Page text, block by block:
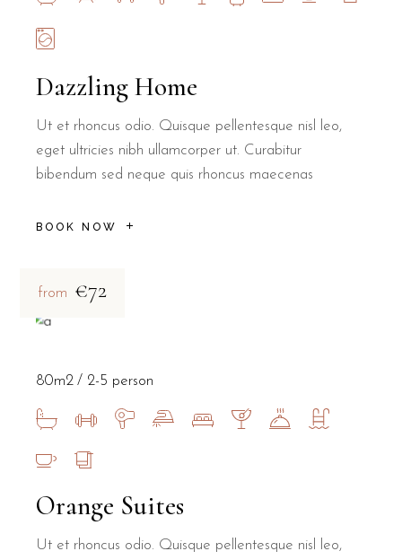
Dazzling Home
Ut et rhoncus odio. Quisque pellentesque nisl leo,
eget ultricies nibh ullamcorper ut. Curabitur
bibendum sed neque quis rhoncus maecenas
BOOK NOW
from €72
Orange Suites
Ut et rhoncus odio. Quisque pellentesque nisl leo,
80m2 2-5 person